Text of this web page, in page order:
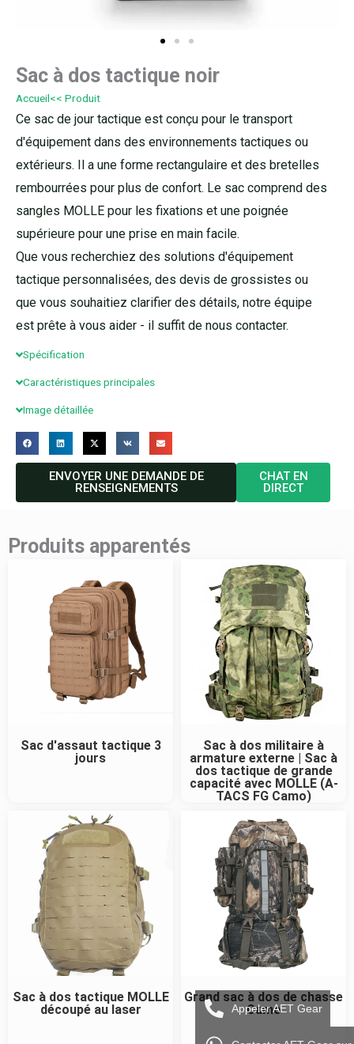
Sac à dos tactique noir
Accueil<< Produit
Ce sac de jour tactique est conçu pour le transport
d'équipement dans des environnements tactiques ou
extérieurs. Il a une forme rectangulaire et des bretelles
rembourrées pour plus de confort. Le sac comprend des
sangles MOLLE pour les fixations et une poignée
supérieure pour une prise en main facile.
Que vous recherchiez des solutions d'équipement
tactique personnalisées, des devis de grossistes ou
que vous souhaitiez clarifier des détails, notre équipe
est prête à vous aider - il suffit de nous contacter.
Spécification
Caractéristiques principales
Image détaillée
ENVOYER UNE DEMANDE DE
RENSEIGNEMENTS
CHAT EN
DIRECT
Produits apparentés
Sac d'assaut tactique 3
jours
Sac à dos militaire à
armature externe | Sac à
dos tactique de grande
capacité avec MOLLE (A-
TACS FG Camo)
Sac à dos tactique MOLLE
découpé au laser
Grand sac à dos de chasse
Camo
Appeler AET Gear